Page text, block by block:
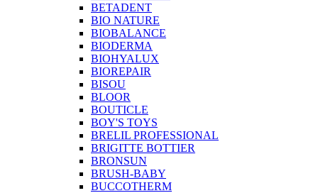
BETADENT
BIO NATURE
BIOBALANCE
BIODERMA
BIOHYALUX
BIOREPAIR
BISOU
BLOOR
BOUTICLE
BOY'S TOYS
BRELIL PROFESSIONAL
BRIGITTE BOTTIER
BRONSUN
BRUSH-BABY
BUCCOTHERM